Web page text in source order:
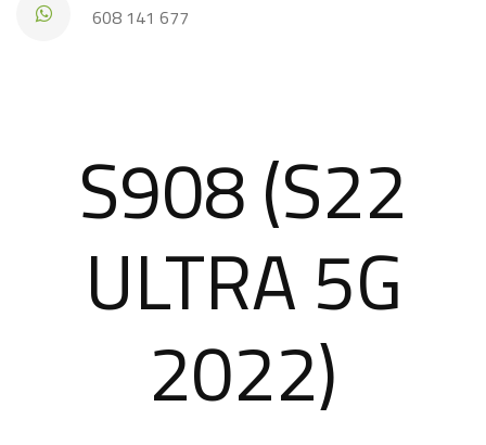
608 141 677
S908 (S22
ULTRA 5G
2022)